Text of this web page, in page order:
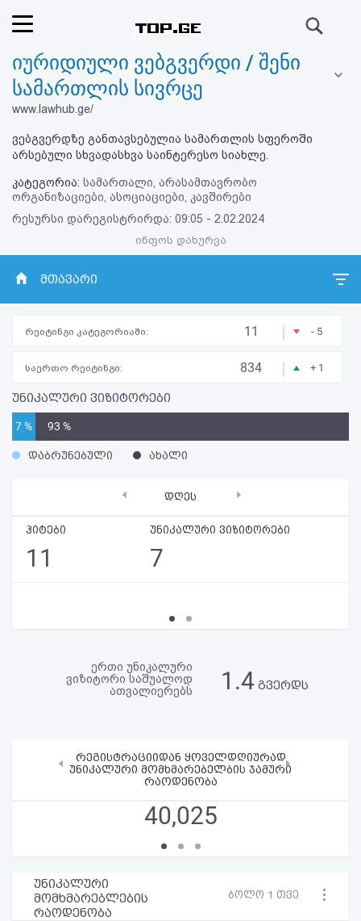
რეიტინგი
(მთავარი)
ფოსტა
კითხვა-
პასუხი
ავტორიზაცია
რეგისტრაცია
აღდგენა
HTML
კოდი
შეთანხმება
და
პასუხისმგებლობის
იურიდიული ვებგვერდი / შენი
სამართლის სივრცე
www.lawhub.ge/
ვებგვერდზე განთავსებულია სამართლის სფეროში
არსებული სხვადასხვა საინტერესო სიახლე.
კატეგორია: სამართალი, არასამთავრობო
ორგანიზაციები, ასოციაციები, კავშირები
რესურსი დარეგისტრირდა: 09:05 - 2.02.2024
ინფოს დახურვა
მთავარი
რეიტინგი კატეგორიაში: 11 | - 5
საერთო რეიტინგი: 834 | + 1
უნიკალური ვიზიტორები
7 % 93 %
დაბრუნებული ახალი
დღეს
ჰიტები
11
უნიკალური ვიზიტორები
7
‹ ›
ერთი უნიკალური
ვიზიტორი საშუალოდ
ათვალიერებს
1.4გვერდს
რეგისტრაციიდან ყოველდღიურად
უნიკალური მომხმარებელბის ჯამური
რაოდენობა
40,025
‹ ›
უნიკალური
მომხმარებლების
რაოდენობა
ბოლო 1 თვე